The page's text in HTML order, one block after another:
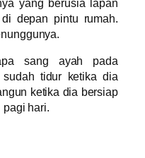
depan pintu rumah.
sang ayah pada
tidur ketika dia
ketika dia bersiap
pagi hari.